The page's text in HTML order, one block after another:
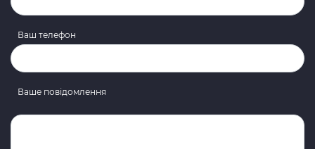
Ваш телефон
Ваше повідомлення